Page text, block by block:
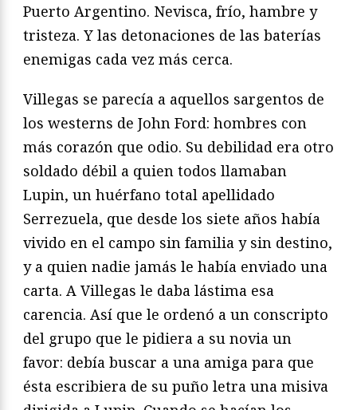
Puerto Argentino. Nevisca, frío, hambre y
tristeza. Y las detonaciones de las baterías
enemigas cada vez más cerca.
Villegas se parecía a aquellos sargentos de
los westerns de John Ford: hombres con
más corazón que odio. Su debilidad era otro
soldado débil a quien todos llamaban
Lupin, un huérfano total apellidado
Serrezuela, que desde los siete años había
vivido en el campo sin familia y sin destino,
y a quien nadie jamás le había enviado una
carta. A Villegas le daba lástima esa
carencia. Así que le ordenó a un conscripto
del grupo que le pidiera a su novia un
favor: debía buscar a una amiga para que
ésta escribiera de su puño letra una misiva